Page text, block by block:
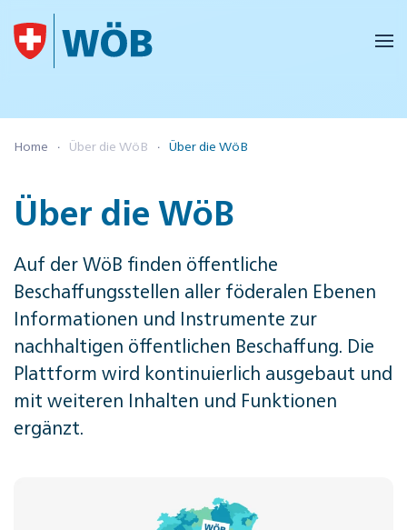
Skip to main content
Home Über die WöB Über die WöB
Über die WöB
Auf der WöB finden öffentliche
Beschaffungsstellen aller föderalen Ebenen
Informationen und Instrumente zur
nachhaltigen öffentlichen Beschaffung. Die
Plattform wird kontinuierlich ausgebaut und
mit weiteren Inhalten und Funktionen
ergänzt.